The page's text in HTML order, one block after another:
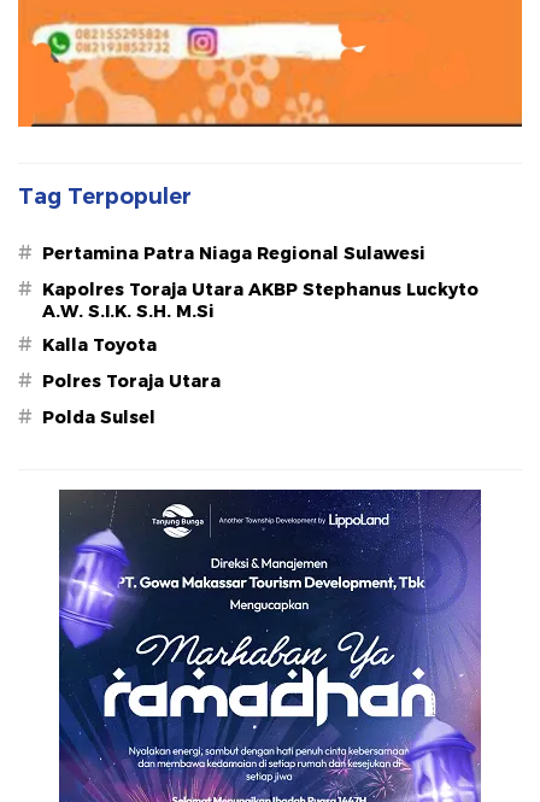
Tag Terpopuler
# Pertamina Patra Niaga Regional Sulawesi
# Kapolres Toraja Utara AKBP Stephanus Luckyto
A.W. S.I.K. S.H. M.Si
# Kalla Toyota
# Polres Toraja Utara
# Polda Sulsel